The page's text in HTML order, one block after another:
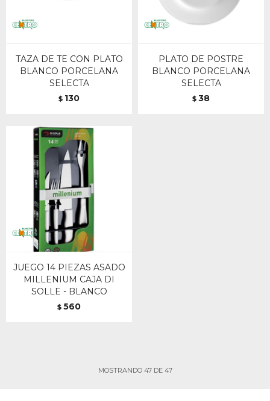
TAZA DE TE CON PLATO
BLANCO PORCELANA
SELECTA
$ 130
PLATO DE POSTRE
BLANCO PORCELANA
SELECTA
$ 38
JUEGO 14 PIEZAS ASADO
MILLENIUM CAJA DI
SOLLE - BLANCO
$ 560
MOSTRANDO 47DE 47